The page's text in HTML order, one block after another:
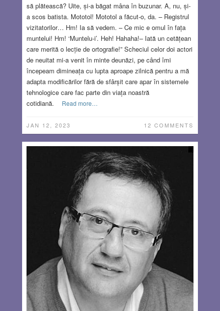
să plătească? Uite, și-a băgat mâna în buzunar. A, nu, și-
a scos batista. Mototol! Mototol a făcut-o, da. – Registrul
vizitatorilor… Hm! Ia să vedem. – Ce mic e omul în fața
muntelui! Hm! ‘Muntelu-i’. Heh! Hahaha!– Iată un cetățean
care merită o lecție de ortografie!” Scheciul celor doi actori
de neuitat mi-a venit în minte deunăzi, pe când îmi
începeam dimineața cu lupta aproape zilnică pentru a mă
adapta modificărilor fără de sfârșit care apar în sistemele
tehnologice care fac parte din viața noastră
cotidiană.
Read more…
JAN 12, 2023 12 COMMENTS